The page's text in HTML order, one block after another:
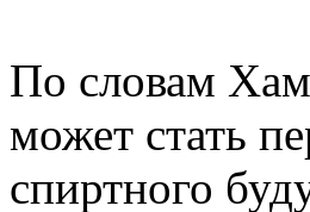
По словам
может стать
спиртного